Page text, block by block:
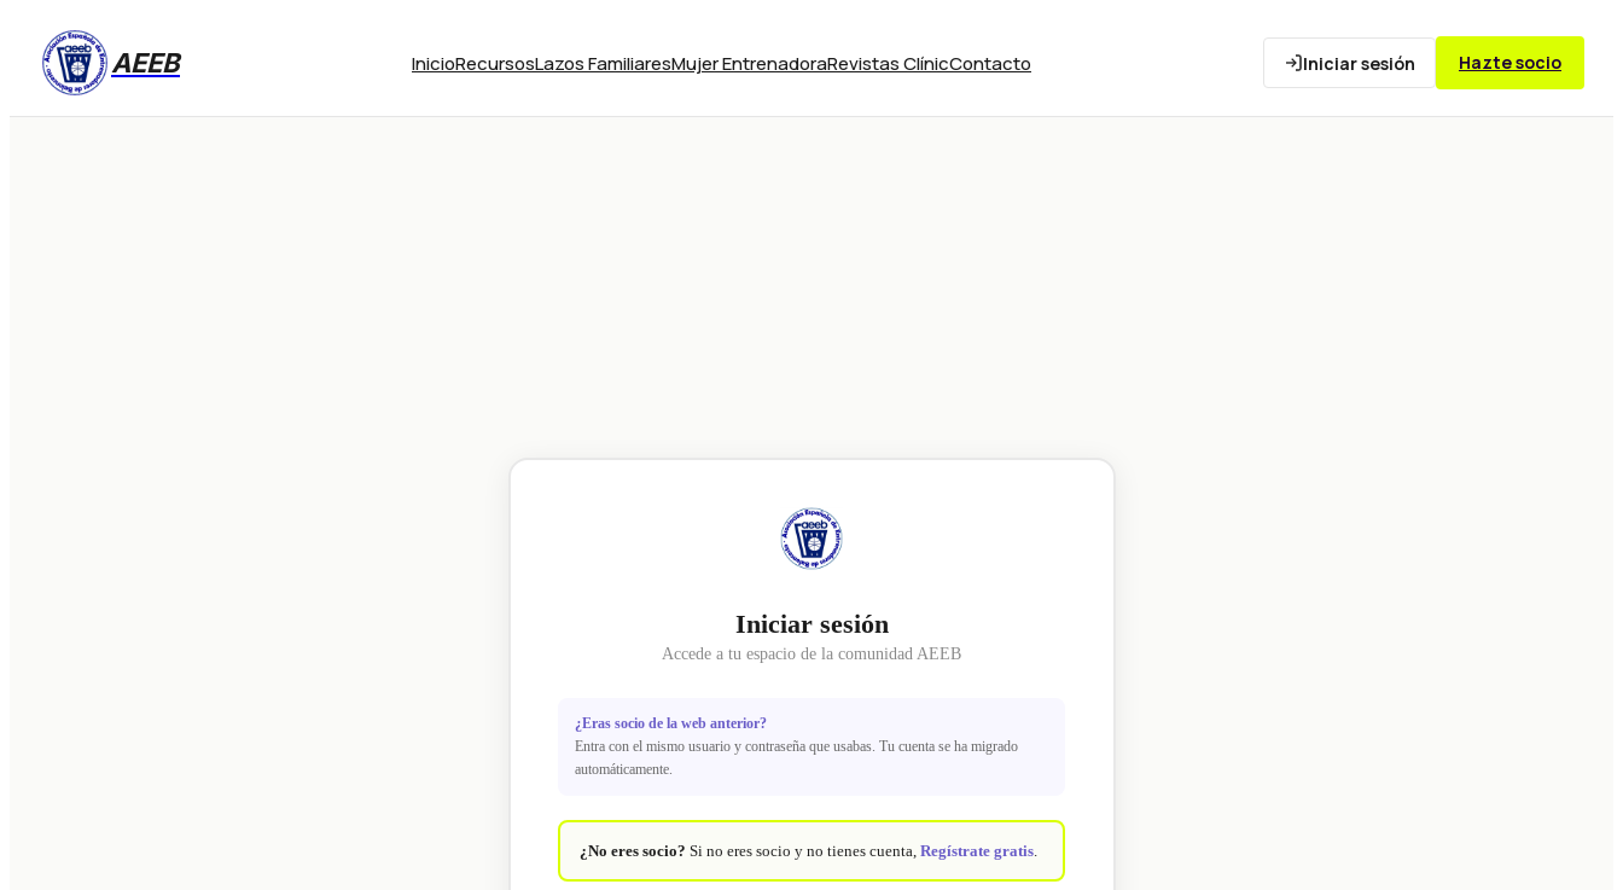
AEEB InicioRecursosLazos FamiliaresMujer EntrenadoraRevistas ClínicContacto Iniciar sesión Hazte socio
Iniciar sesión
Accede a tu espacio de la comunidad AEEB
¿Eras socio de la web anterior?
Entra con el mismo usuario y contraseña que usabas. Tu cuenta se ha migrado
automáticamente.
¿No eres socio? Si no eres socio y no tienes cuenta, Regístrate gratis.